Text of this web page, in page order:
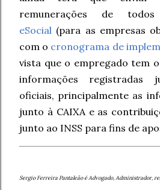
remunerações de
eSocial (para as empresas
com o cronograma de
vista que o empregado tem
informações registradas
oficiais, principalmente as
junto à CAIXA e as
junto ao INSS para fins de
Sergio Ferreira Pantaleão é Advogado, Administrador,